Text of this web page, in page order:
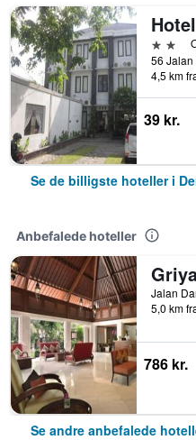
2
4,5 km
39 kr.
Se de billigste hoteller i
Anbefalede hoteller
5,0 km
786 kr.
Se andre anbefalede